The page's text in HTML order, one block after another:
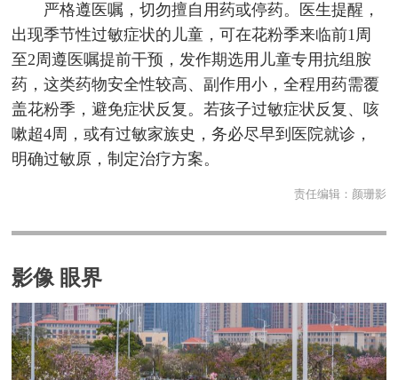
严格遵医嘱，切勿擅自用药或停药。医生提醒，
出现季节性过敏症状的儿童，可在花粉季来临前1周
至2周遵医嘱提前干预，发作期选用儿童专用抗组胺
药，这类药物安全性较高、副作用小，全程用药需覆
盖花粉季，避免症状反复。若孩子过敏症状反复、咳
嗽超4周，或有过敏家族史，务必尽早到医院就诊，
明确过敏原，制定治疗方案。
责任编辑： 颜珊影
影像 眼界